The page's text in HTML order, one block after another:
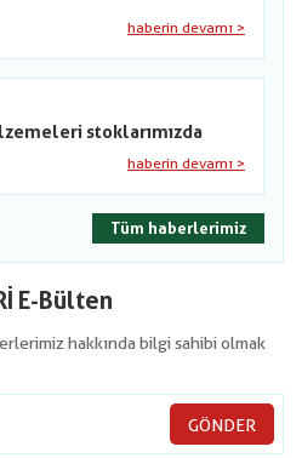
haberin devamı >
stoklarımızda
haberin devamı >
Tüm haberlerimiz
E-Bülten
hakkında bilgi sahibi olmak
GÖNDER